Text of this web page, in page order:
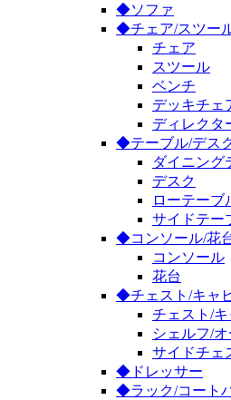
◆ソファ
◆チェア/スツー
チェア
スツール
ベンチ
デッキチェ
ディレクタ
◆テーブル/デス
ダイニング
デスク
ローテーブ
サイドテー
◆コンソール/花
コンソール
花台
◆チェスト/キャ
チェスト/キ
シェルフ/
サイドチェ
◆ドレッサー
◆ラック/コート